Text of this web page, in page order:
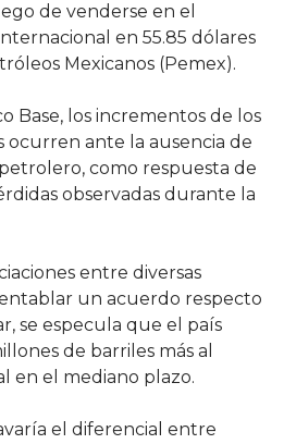
de venderse en el
en 55.85 dólares
Mexicanos (Pemex).
Base, los incrementos de los
ocurren ante la ausencia de
como respuesta de
observadas durante la
entre diversas
un acuerdo respecto
se especula que el país
de barriles más al
en el mediano plazo.
el diferencial entre